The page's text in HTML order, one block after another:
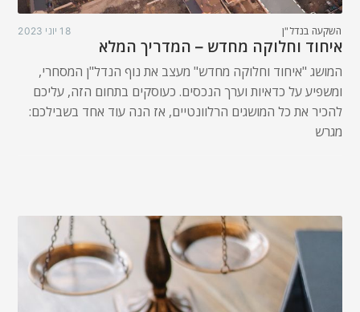
השקעה בנדל"ן 18 יוני 2023
איחוד וחלוקה מחדש – המדריך המלא
המושג "איחוד וחלוקה מחדש" מעצב את נוף הנדל"ן המסחרי,
ומשפיע על כדאיות וערך הנכסים. כעוסקים בתחום הזה, עליכם
להכיר את כל המושגים הרלוונטיים, אז הנה עוד אחד בשבילכם:
מגרש